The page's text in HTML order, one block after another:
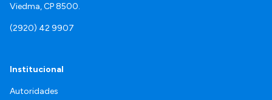
Viedma, CP 8500.
(2920) 42 9907
Institucional
Autoridades